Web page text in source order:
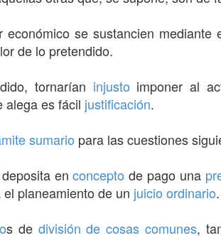
económico se sustancien mediante
de lo pretendido.
tornarían injusto imponer al
alega es fácil justificación.
sumario para las cuestiones
enconcepto de pago una
planeamiento de un juicio ordinario.
s de división de cosas comunes,